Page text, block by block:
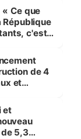
« Ce que
c'est
de 4
et
et
5,3